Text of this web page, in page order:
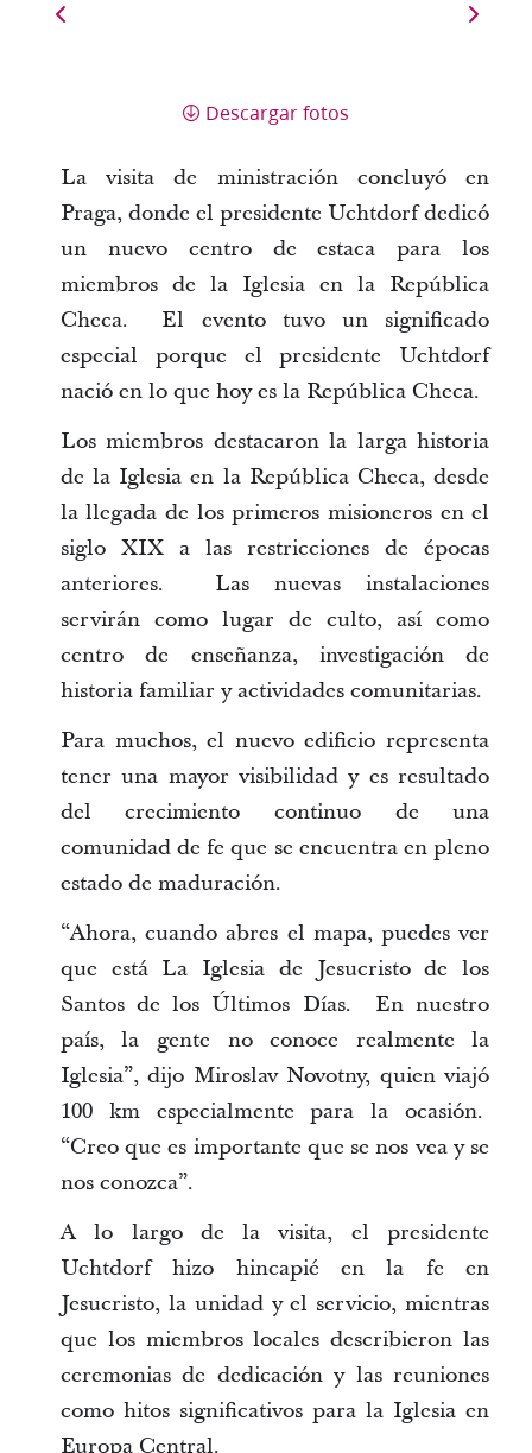
Descargar fotos
La visita de ministración concluyó en
Praga, donde el presidente Uchtdorf dedicó
un nuevo centro de estaca para los
miembros de la Iglesia en la República
Checa. El evento tuvo un significado
especial porque el presidente Uchtdorf
nació en lo que hoy es la República Checa.
Los miembros destacaron la larga historia
de la Iglesia en la República Checa, desde
la llegada de los primeros misioneros en el
siglo XIX a las restricciones de épocas
anteriores. Las nuevas instalaciones
servirán como lugar de culto, así como
centro de enseñanza, investigación de
historia familiar y actividades comunitarias.
Para muchos, el nuevo edificio representa
tener una mayor visibilidad y es resultado
del crecimiento continuo de una
comunidad de fe que se encuentra en pleno
estado de maduración.
“Ahora, cuando abres el mapa, puedes ver
que está La Iglesia de Jesucristo de los
Santos de los Últimos Días. En nuestro
país, la gente no conoce realmente la
Iglesia”, dijo Miroslav Novotny, quien viajó
100 km especialmente para la ocasión.
“Creo que es importante que se nos vea y se
nos conozca”.
A lo largo de la visita, el presidente
Uchtdorf hizo hincapié en la fe en
Jesucristo, la unidad y el servicio, mientras
que los miembros locales describieron las
ceremonias de dedicación y las reuniones
como hitos significativos para la Iglesia en
Europa Central.